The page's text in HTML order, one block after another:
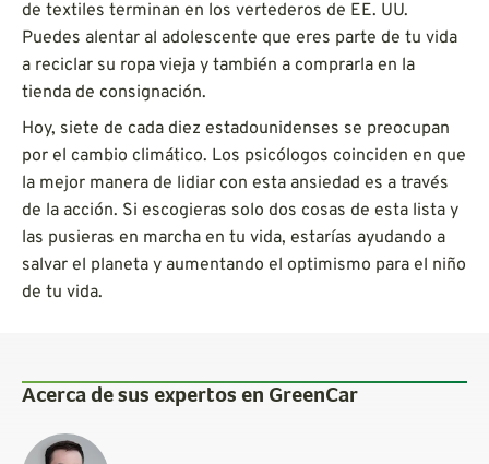
de textiles terminan en los vertederos de EE. UU.
Puedes alentar al adolescente que eres parte de tu vida
a reciclar su ropa vieja y también a comprarla en la
tienda de consignación.
Hoy, siete de cada diez estadounidenses se preocupan
por el cambio climático. Los psicólogos coinciden en que
la mejor manera de lidiar con esta ansiedad es a través
de la acción. Si escogieras solo dos cosas de esta lista y
las pusieras en marcha en tu vida, estarías ayudando a
salvar el planeta y aumentando el optimismo para el niño
de tu vida.
Acerca de sus expertos en GreenCar